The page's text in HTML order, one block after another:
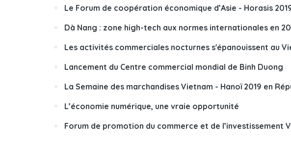
Le Forum de coopération économique d’Asie - Horasis
Dà Nang : zone high-tech aux normes internationales en
Les activités commerciales nocturnes s'épanouissent au
Lancement du Centre commercial mondial de Binh Duong
La Semaine des marchandises Vietnam - Hanoï 2019 en
L’économie numérique, une vraie opportunité
Forum de promotion du commerce et de l’investissement